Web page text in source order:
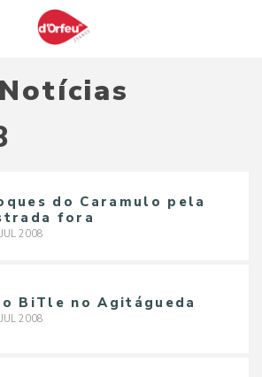
Notícias
do Caramulo pela
fora
JUL 2008
BiTle no Agitágueda
JUL 2008